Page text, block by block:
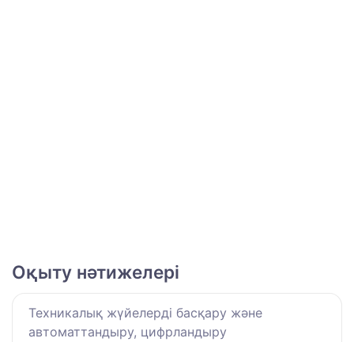
Оқыту нәтижелері
Техникалық жүйелерді басқару және
автоматтандыру, цифрландыру